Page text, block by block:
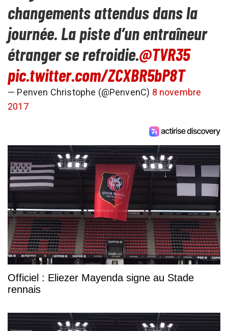
changements attendus dans la
journée. La piste d’un entraîneur
étranger se refroidie.@TVR35
pic.twitter.com/ZCXBR5bP8T
— Penven Christophe (@PenvenC) 8 novembre
2017
Officiel : Eliezer Mayenda signe au Stade
rennais